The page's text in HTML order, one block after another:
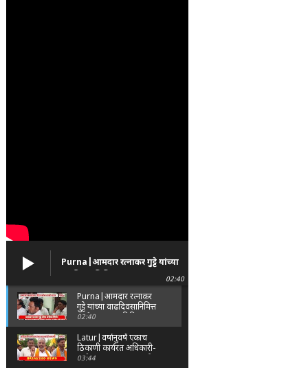
Purna|आमदार रत्नाकर गुट्टे यांच्या
वाढदिवसानिमित्त पूर्णा तालुक्यात
विविध सामाजिक उपक्रम
02:40
Purna|आमदार रत्नाकर
गुट्टे यांच्या वाढदिवसानिमित्त
पूर्णा तालुक्यात विविध
सामाजिक उपक्रम
02:40
Latur|वर्षानुवर्षे एकाच
ठिकाणी कार्यरत अधिकारी-
कर्मचाऱ्यांच्या बदल्यांसाठी
03:44